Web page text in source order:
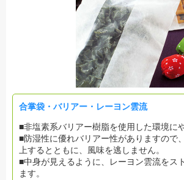
合掌袋・バリアー・レーヨン雲流
■非塩素系バリアー樹脂を使用した環境に
■防湿性に優れバリアー性がありますので
上するとともに、風味を逃しません。
■中身が見えるように、レーヨン雲流をス
ます。